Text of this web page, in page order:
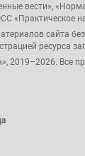
вести»,
«Практическое
сайта
ресурса
2019–2026. Все